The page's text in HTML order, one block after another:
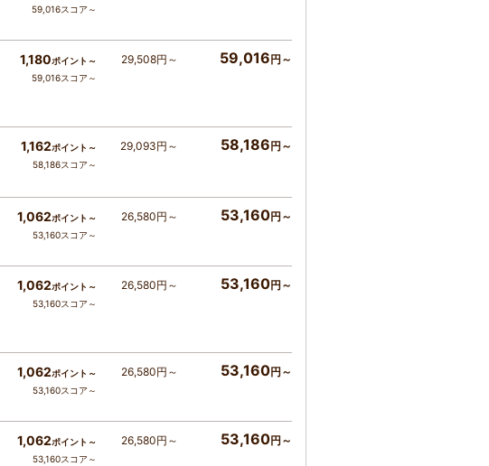
59,016スコア～
1,180ポイント～
59,016スコア～
29,508円～ 59,016円～
1,162ポイント～
58,186スコア～
29,093円～ 58,186円～
1,062ポイント～
53,160スコア～
26,580円～ 53,160円～
1,062ポイント～
53,160スコア～
26,580円～ 53,160円～
1,062ポイント～
53,160スコア～
26,580円～ 53,160円～
1,062ポイント～
53,160スコア～
26,580円～ 53,160円～